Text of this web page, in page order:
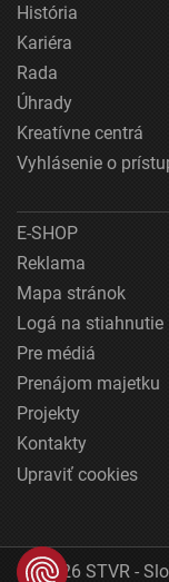
História
Kariéra
Rada
Úhrady
Kreatívne centrá
Vyhlásenie o
E-SHOP
Reklama
Mapa stránok
Logá na stiahnutie
Pre médiá
Prenájom majetku
Projekty
Kontakty
Upraviť cookies
© 2026 STVR -